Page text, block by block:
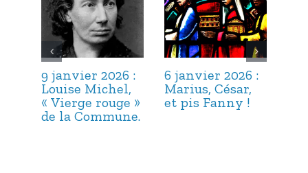
9 janvier 2026 :
Louise Michel,
« Vierge rouge »
de la Commune.
6 janvier 2026 :
Marius, César,
et pis Fanny !